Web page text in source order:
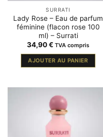
SURRATI
Lady Rose – Eau de parfum
féminine (flacon rose 100
ml) – Surrati
34,90€ TVA compris
AJOUTER AU PANIER